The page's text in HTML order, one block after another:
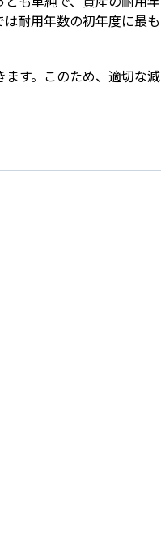
耐用年数の初年度に最も
す。このため、適切な減